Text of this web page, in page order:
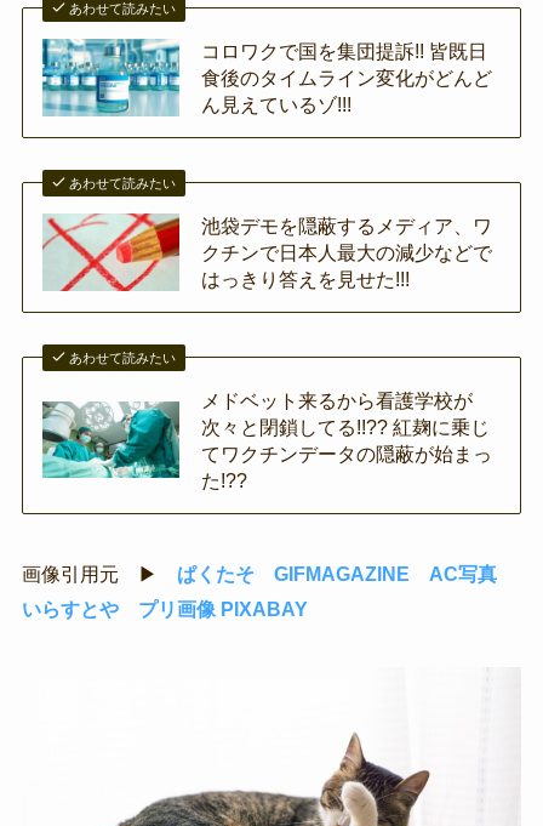
あわせて読みたい
コロワクで国を集団提訴!! 皆既日
食後のタイムライン変化がどんど
ん見えているゾ!!!
あわせて読みたい
池袋デモを隠蔽するメディア、ワ
クチンで日本人最大の減少などで
はっきり答えを見せた!!!
あわせて読みたい
メドベット来るから看護学校が
次々と閉鎖してる!!?? 紅麹に乗じ
てワクチンデータの隠蔽が始まっ
た!??
画像引用元 ▶ ぱくたそ GIFMAGAZINE
AC写真
いらすとや
プリ画像 PIXABAY